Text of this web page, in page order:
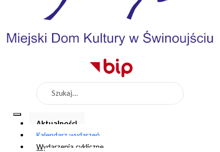
Aktualności
Kalendarz wydarzeń
Wydarzenia cykliczne